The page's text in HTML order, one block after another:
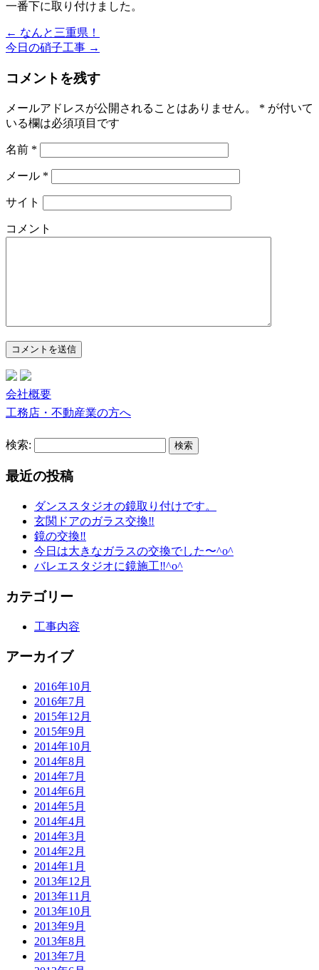
一番下に取り付けました。
← なんと三重県！
今日の硝子工事 →
コメントを残す
メールアドレスが公開されることはありません。 * が付いて
いる欄は必須項目です
名前 *
メール *
サイト
コメント
会社概要
工務店・不動産業の方へ
検索:
最近の投稿
ダンススタジオの鏡取り付けです。
玄関ドアのガラス交換‼︎
鏡の交換‼︎
今日は大きなガラスの交換でした〜^o^
バレエスタジオに鏡施工‼︎^o^
カテゴリー
工事内容
アーカイブ
2016年10月
2016年7月
2015年12月
2015年9月
2014年10月
2014年8月
2014年7月
2014年6月
2014年5月
2014年4月
2014年3月
2014年2月
2014年1月
2013年12月
2013年11月
2013年10月
2013年9月
2013年8月
2013年7月